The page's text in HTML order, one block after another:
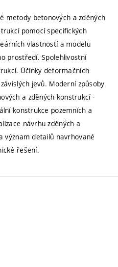
metody betonových a zděných
pomocí specifických
vlastností a modelu
prostředí. Spolehlivostní
Účinky deformačních
jevů. Moderní způsoby
a zděných konstrukcí -
konstrukce pozemních a
návrhu zděných a
význam detailů navrhované
řešení.